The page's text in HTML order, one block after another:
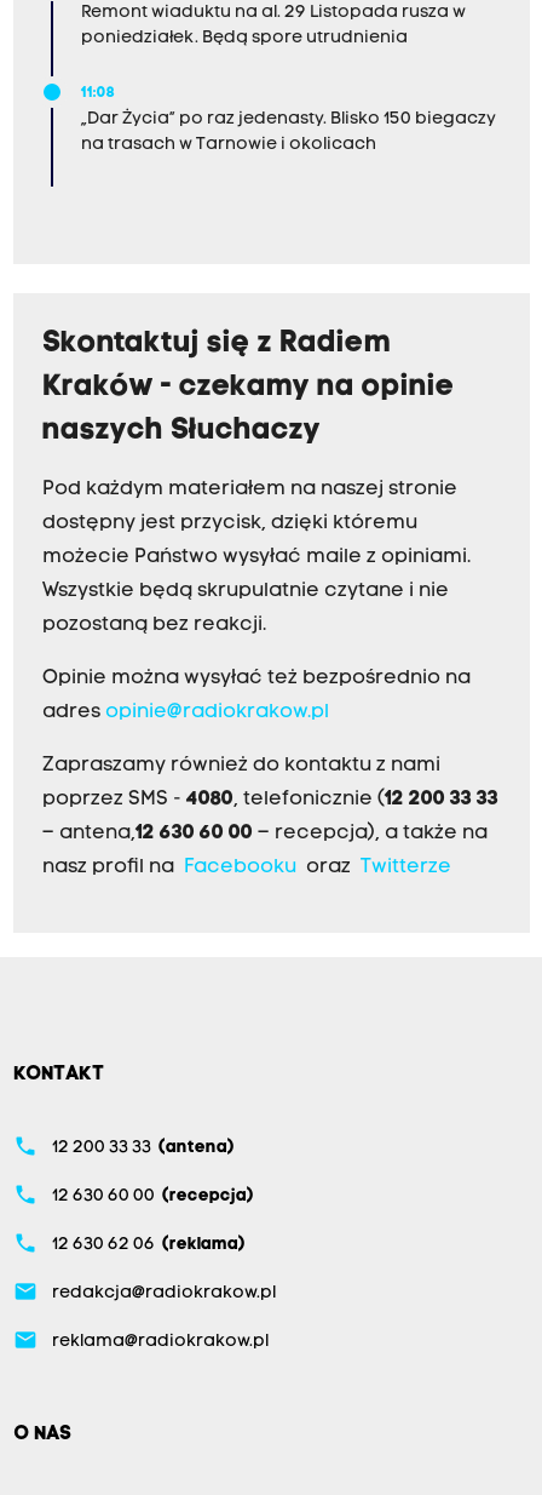
Remont wiaduktu na al. 29 Listopada rusza w
poniedziałek. Będą spore utrudnienia
11:08
„Dar Życia” po raz jedenasty. Blisko 150 biegaczy
na trasach w Tarnowie i okolicach
Skontaktuj się z Radiem
Kraków - czekamy na opinie
naszych Słuchaczy
Pod każdym materiałem na naszej stronie
dostępny jest przycisk, dzięki któremu
możecie Państwo wysyłać maile z opiniami.
Wszystkie będą skrupulatnie czytane i nie
pozostaną bez reakcji.
Opinie można wysyłać też bezpośrednio na
adres opinie@radiokrakow.pl
Zapraszamy również do kontaktu z nami
poprzez SMS - 4080, telefonicznie (12 200 33 33
– antena,12 630 60 00 – recepcja), a także na
nasz profil na
Facebookuoraz Twitterze
KONTAKT
phone 12 200 33 33 (antena)
phone 12 630 60 00 (recepcja)
phone 12 630 62 06 (reklama)
email redakcja@radiokrakow.pl
email reklama@radiokrakow.pl
O NAS